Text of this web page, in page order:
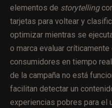
elementos de storytelling
tarjetas para voltear y
optimizar mientras se
o marca evaluar
consumidores en tiempo
de la campaña no está
facilitan detectar un
experiencias pobres para el